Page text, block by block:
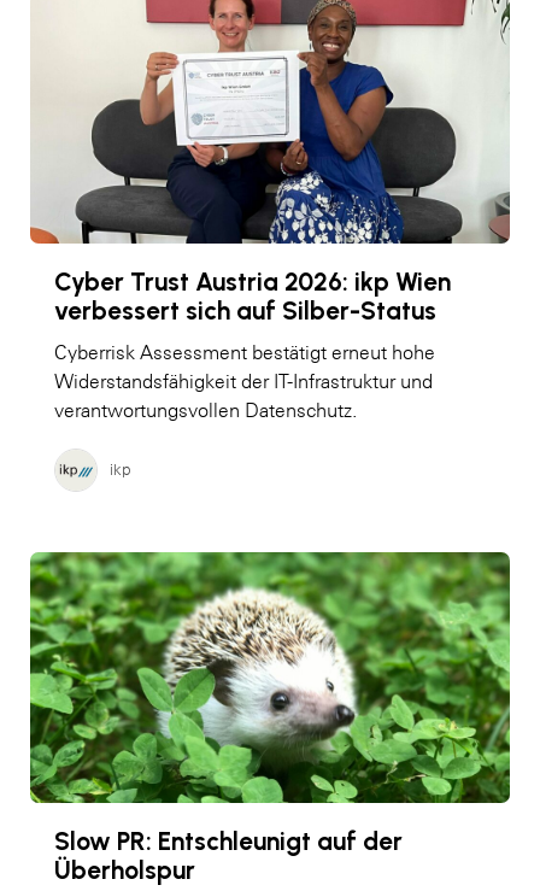
Cyber Trust Austria 2026: ikp Wien
verbessert sich auf Silber-Status
Cyberrisk Assessment bestätigt erneut hohe
Widerstandsfähigkeit der IT-Infrastruktur und
verantwortungsvollen Datenschutz.
ikp
Slow PR: Entschleunigt auf der
Überholspur